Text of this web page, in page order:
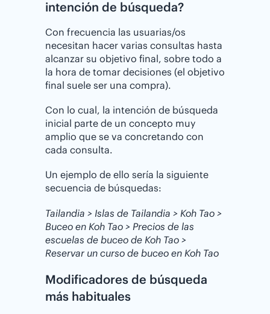
intención de búsqueda?
Con frecuencia las usuarias/os
necesitan hacer varias consultas hasta
alcanzar su objetivo final, sobre todo a
la hora de tomar decisiones (el objetivo
final suele ser una compra).
Con lo cual, la intención de búsqueda
inicial parte de un concepto muy
amplio que se va concretando con
cada consulta.
Un ejemplo de ello sería la siguiente
secuencia de búsquedas:
Tailandia > Islas de Tailandia > Koh Tao >
Buceo en Koh Tao > Precios de las
escuelas de buceo de Koh Tao >
Reservar un curso de buceo en Koh Tao
Modificadores de búsqueda
más habituales